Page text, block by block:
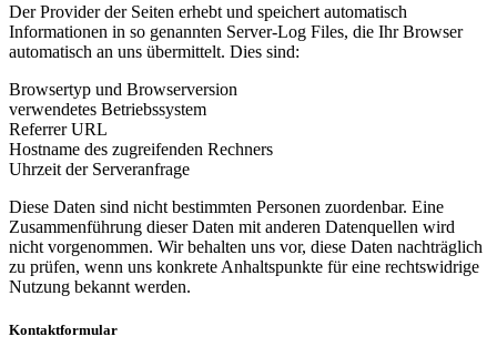
Der Provider der Seiten erhebt und speichert automatisch
Informationen in so genannten Server-Log Files, die Ihr Browser
automatisch an uns übermittelt. Dies sind:
Browsertyp und Browserversion
verwendetes Betriebssystem
Referrer URL
Hostname des zugreifenden Rechners
Uhrzeit der Serveranfrage
Diese Daten sind nicht bestimmten Personen zuordenbar. Eine
Zusammenführung dieser Daten mit anderen Datenquellen wird
nicht vorgenommen. Wir behalten uns vor, diese Daten nachträglich
zu prüfen, wenn uns konkrete Anhaltspunkte für eine rechtswidrige
Nutzung bekannt werden.
Kontaktformular